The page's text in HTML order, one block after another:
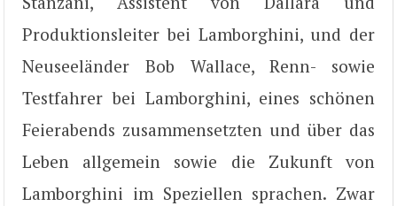
Produktionsleiter bei Lamborghini, und der
Neuseeländer Bob Wallace, Renn- sowie
Testfahrer bei Lamborghini, eines schönen
Feierabends zusammensetzten und über das
Leben allgemein sowie die Zukunft von
Lamborghini im Speziellen sprachen. Zwar